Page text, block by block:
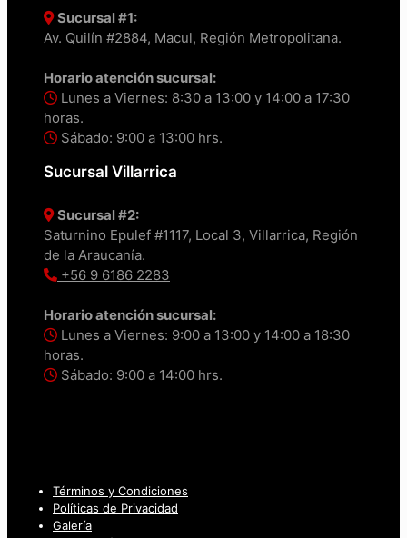
Sucursal #1:
Av. Quilín #2884, Macul, Región Metropolitana.
Horario atención sucursal:
Lunes a Viernes: 8:30 a 13:00 y 14:00 a 17:30
horas.
Sábado: 9:00 a 13:00 hrs.
Sucursal Villarrica
Sucursal #2:
Saturnino Epulef #1117, Local 3, Villarrica, Región
de la Araucanía.
+56 9 6186 2283
Horario atención sucursal:
Lunes a Viernes: 9:00 a 13:00 y 14:00 a 18:30
horas.
Sábado: 9:00 a 14:00 hrs.
Términos y Condiciones
Políticas de Privacidad
Galería